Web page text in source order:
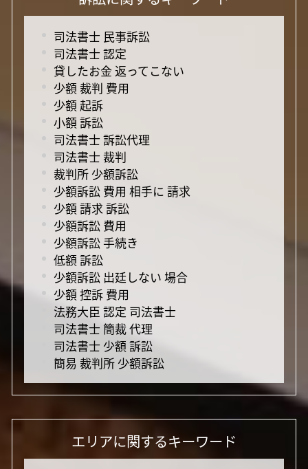
司法書士 民事訴訟
司法書士 認定
貸したお金 返ってこない
少額 裁判 費用
少額 起訴
小額 訴訟
司法書士 訴訟代理
司法書士 裁判
裁判所 少額訴訟
少額訴訟 費用 相手に 請求
少額 請求 訴訟
少額訴訟 費用
少額訴訟 手続き
低額 訴訟
少額訴訟 出廷しない 場合
少額 控訴 費用
法務大臣 認定 司法書士
司法書士 簡裁 代理
司法書士 少額 訴訟
簡易 裁判所 少額訴訟
エリアに関するキーワード